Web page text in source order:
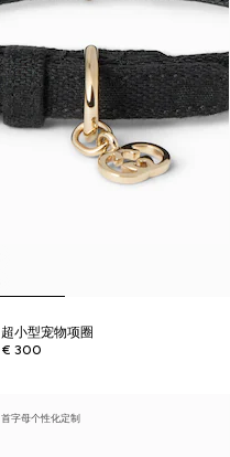
超小型宠物项圈
€ 300
首字母个性化定制